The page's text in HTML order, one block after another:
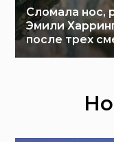
Сломала нос,
Эмили
после трех